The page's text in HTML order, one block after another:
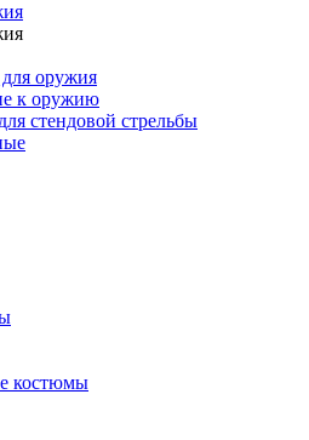
оружия
к оружию
стендовой стрельбы
костюмы